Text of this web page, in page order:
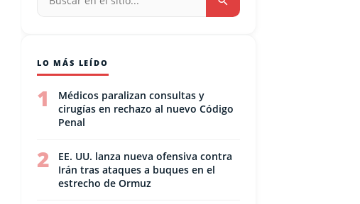
LO MÁS LEÍDO
1
Médicos paralizan consultas y
cirugías en rechazo al nuevo Código
Penal
2
EE. UU. lanza nueva ofensiva contra
Irán tras ataques a buques en el
estrecho de Ormuz